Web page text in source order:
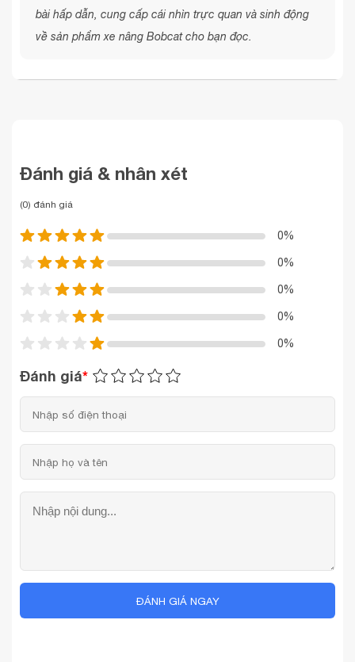
bài hấp dẫn, cung cấp cái nhìn trực quan và sinh động
về sản phẩm xe nâng Bobcat cho bạn đọc.
Đánh giá & nhân xét
(0) đánh giá
0%
0%
0%
0%
0%
Đánh giá*
ĐÁNH GIÁ NGAY